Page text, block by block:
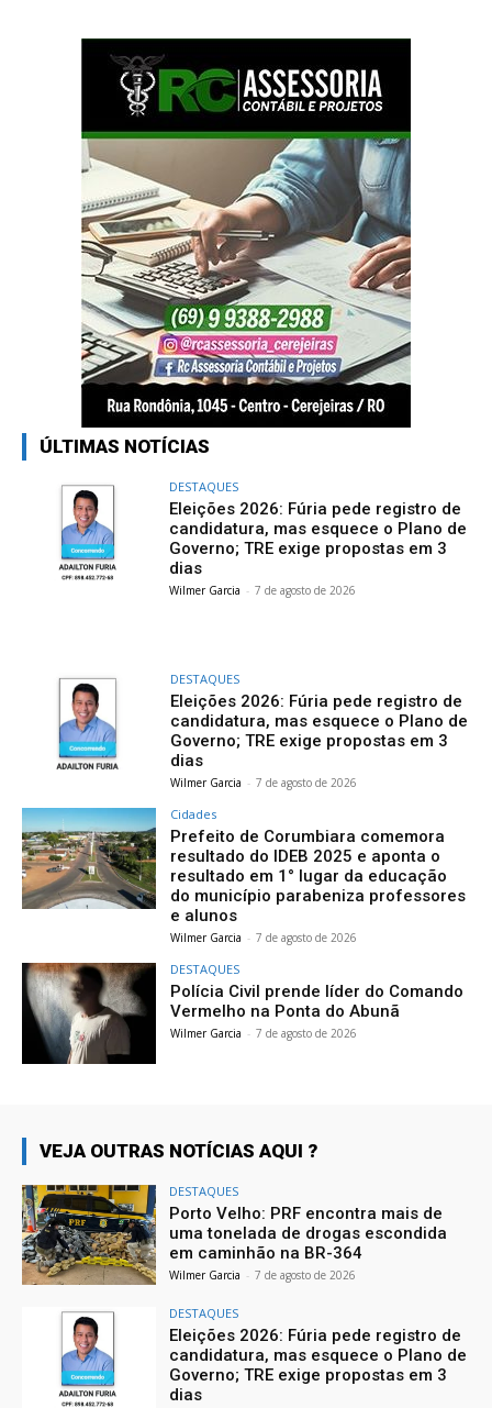
ÚLTIMAS NOTÍCIAS
DESTAQUES
Eleições 2026: Fúria pede registro de
candidatura, mas esquece o Plano de
Governo; TRE exige propostas em 3
dias
Wilmer Garcia - 7 de agosto de 2026
DESTAQUES
Eleições 2026: Fúria pede registro de
candidatura, mas esquece o Plano de
Governo; TRE exige propostas em 3
dias
Wilmer Garcia - 7 de agosto de 2026
Cidades
Prefeito de Corumbiara comemora
resultado do IDEB 2025 e aponta o
resultado em 1° lugar da educação
do município parabeniza professores
e alunos
Wilmer Garcia - 7 de agosto de 2026
DESTAQUES
Polícia Civil prende líder do Comando
Vermelho na Ponta do Abunã
Wilmer Garcia - 7 de agosto de 2026
VEJA OUTRAS NOTÍCIAS AQUI ?
DESTAQUES
Porto Velho: PRF encontra mais de
uma tonelada de drogas escondida
em caminhão na BR-364
Wilmer Garcia - 7 de agosto de 2026
DESTAQUES
Eleições 2026: Fúria pede registro de
candidatura, mas esquece o Plano de
Governo; TRE exige propostas em 3
dias